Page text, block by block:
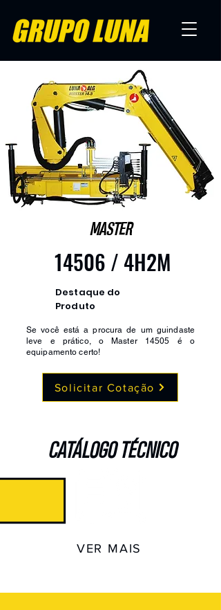
MASTER
14506 / 4H2M
Destaque do
Produto
Se você está a procura de um guindaste
leve e prático, o Master 14505 é o
equipamento certo!
Solicitar Cotação
CATÁLOGO TÉCNICO
VER MAIS